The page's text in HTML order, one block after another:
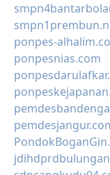
ponpes-
ponpesnias.com